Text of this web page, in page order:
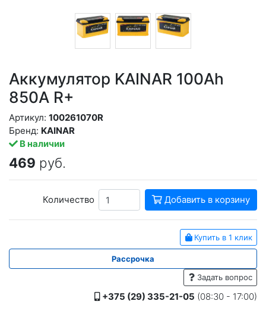
Аккумулятор KAINAR 100Ah
850A R+
В наличии
Бренд: KAINAR
Артикул: 100261070R
469 руб.
Количество Добавить в корзину
Купить в 1 клик
Рассрочка
Задать вопрос
+375 (29) 335-21-05 (08:30 - 17:00)